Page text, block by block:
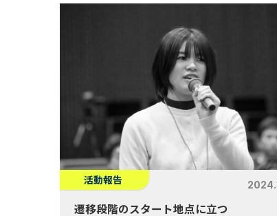
活動報告
遷移段階のスタート地点に立つ